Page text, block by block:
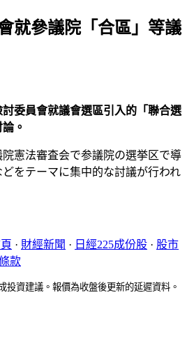
就參議院「合區」等議
委員會就議會選區引入的「聯合選
。
憲法審査会で参議院の選挙区で導
をテーマに集中的な討議が行われ
· 財經新聞 · 日經225成份股 · 股市
款
投資建議。報價為收盤後更新的延遲資料。